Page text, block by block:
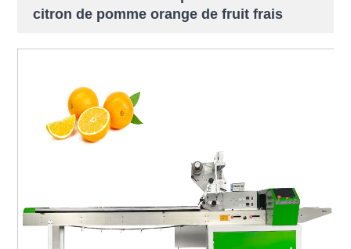
citron de pomme orange de fruit frais